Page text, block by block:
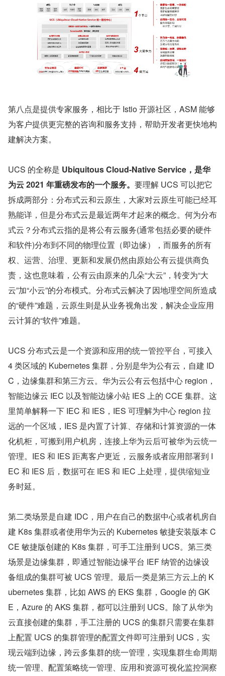
第八点是提供专家服务，相比于 Istio 开源社区，ASM 能够
为客户提供更完整的咨询和服务支持，帮助开发者更快地构
建解决方案。
UCS 的全称是 Ubiquitous Cloud-Native Service，是华
为云 2021 年重磅发布的一个服务。 要理解 UCS 可以把它
拆成两部分：分布式云和云原生，大家对云原生可能已经耳
熟能详，但是分布式云是最近两年才起来的概念。何为分布
式云？分布式云指的是将公有云服务(通常包括必要的硬件
和软件)分布到不同的物理位置（即边缘），而服务的所有
权、运营、治理、更新和发展仍然由原始公有云提供商负
责，这也意味着，公有云由原来的几朵“大云”，转变为“大
云”加“小云”的分布模式。分布式云解决了因地理空间所造成
的“硬件”难题，云原生则是从业务视角出发，解决企业应用
云计算的“软件”难题。
UCS 分布式云是一个资源和应用的统一管控平台，可接入
4 类区域的 Kubernetes 集群，分别是华为公有云，自建 ID
C，边缘集群和第三方云。华为云公有云包括中心 region，
智能边缘云 IEC 以及智能边缘小站 IES 上的 CCE 集群。这
里简单解释一下 IEC 和 IES，IES 可理解为中心 region 拉
远的一个区域，IES 是内置了计算、存储和计算资源的一体
化机柜，可搬到用户机房，连接上华为云后可被华为云统一
管理。IES 和 IES 距离客户更近，云服务或者应用部署到 I
EC 和 IES 后，数据可在 IES 和 IEC 上处理，提供缩短业
务时延。
第二类场景是自建 IDC，用户在自己的数据中心或者机房自
建 K8s 集群或者使用华为云的 Kubernetes 敏捷安装版本 C
CE 敏捷版创建的 K8s 集群，可手工注册到 UCS。第三类
场景是边缘集群，即通过智能边缘平台 IEF 纳管的边缘设
备组成的集群可被 UCS 管理。最后一类是第三方云上的 K
ubernetes 集群，比如 AWS 的 EKS 集群，Google 的 GK
E，Azure 的 AKS 集群，都可以注册到 UCS。除了从华为
云直接创建的集群，手工注册的 UCS 的集群只需要在集群
上配置 UCS 的集群管理的配置文件即可注册到 UCS，实
现云端到边缘，跨云多集群的统一管理，实现集群生命周期
统一管理、配置策略统一管理、应用和资源可视化监控洞察